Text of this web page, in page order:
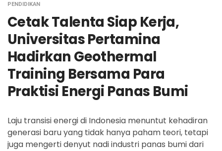
PENDIDIKAN
Cetak Talenta Siap Kerja,
Universitas Pertamina
Hadirkan Geothermal
Training Bersama Para
Praktisi Energi Panas Bumi
Laju transisi energi di Indonesia menuntut kehadiran
generasi baru yang tidak hanya paham teori, tetapi
juga mengerti denyut nadi industri panas bumi dari